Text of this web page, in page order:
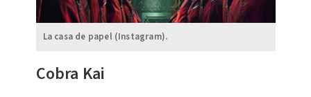
La casa de papel (Instagram).
Cobra Kai